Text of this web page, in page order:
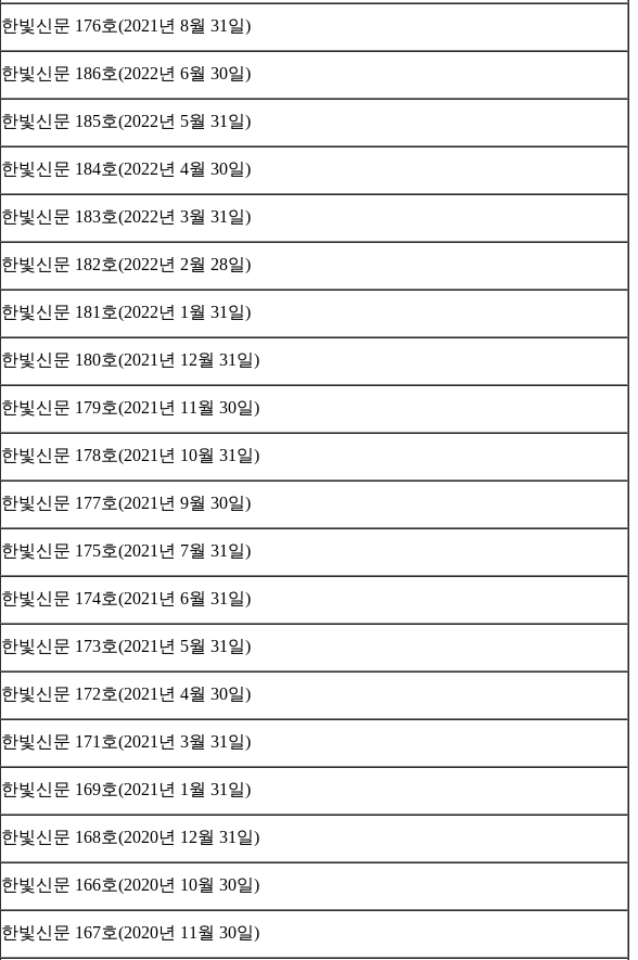
한빛신문 176호(2021년 8월 31일)
한빛신문 186호(2022년 6월 30일)
한빛신문 185호(2022년 5월 31일)
한빛신문 184호(2022년 4월 30일)
한빛신문 183호(2022년 3월 31일)
한빛신문 182호(2022년 2월 28일)
한빛신문 181호(2022년 1월 31일)
한빛신문 180호(2021년 12월 31일)
한빛신문 179호(2021년 11월 30일)
한빛신문 178호(2021년 10월 31일)
한빛신문 177호(2021년 9월 30일)
한빛신문 175호(2021년 7월 31일)
한빛신문 174호(2021년 6월 31일)
한빛신문 173호(2021년 5월 31일)
한빛신문 172호(2021년 4월 30일)
한빛신문 171호(2021년 3월 31일)
한빛신문 169호(2021년 1월 31일)
한빛신문 168호(2020년 12월 31일)
한빛신문 166호(2020년 10월 30일)
한빛신문 167호(2020년 11월 30일)